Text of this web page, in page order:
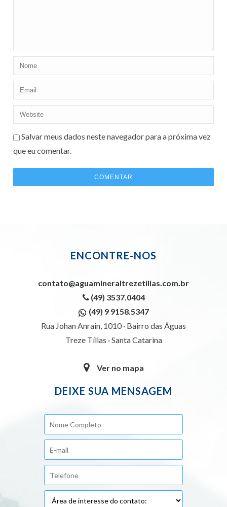
Salvar meus dados neste navegador para a próxima vez
que eu comentar.
ENCONTRE-NOS
contato@aguamineraltrezetilias.com.br
(49) 3537.0404
(49) 9 9158.5347
Rua Johan Anrain, 1010 · Bairro das Águas
Treze Tílias · Santa Catarina
Ver no mapa
DEIXE SUA MENSAGEM